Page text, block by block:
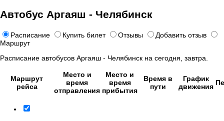
Автобус Аргаяш - Челябинск
Расписание Купить билет Отзывы
Добавить отзыв
Маршрут
Расписание автобусов Аргаяш - Челябинск на сегодня, завтра.
Маршрут
рейса
Место и
время
отправления
Место и
время
прибытия
Время в
пути
График
движения